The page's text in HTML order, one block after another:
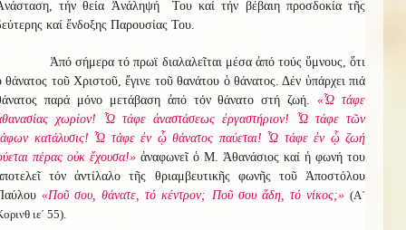
τήν θεία Ἀνάληψή Του καί τήν βέβαιη προσδοκία τῆς
καί ἔνδοξης Παρουσίας Του.
Ἀπό σήμερα τό πρωϊ διαλαλεῖται μέσα ἀπό τούς ὕμνους, ὅτι
θάνατος τοῦ Χριστοῦ, ἔγινε τοῦ θανάτου ὁ θάνατος. Δέν ὑπάρχει πιά
παρά μόνο μετάβαση ἀπό τόν θάνατο στή ζωή.«Ὦ τάφε
χωρίον! Ὦ τάφε ἀναστάσεως ἐργαστήριον! Ὦ τάφε τῶν
κατάλυσις! Ὦ τάφε ἐν ᾧ θάνατος παύεται! Ὦ τάφε ἐν ᾧ ζωή
πέρας οὐκ ἔχουσα!» ἀναφωνεῖ ὁ Μ. Ἀθανάσιος καί ἡ φωνή του
τόν ἀντίλαλο τῆς θριαμβευτικῆς φωνῆς τοῦ Ἀποστόλου
«Ποῦ σου, θάνατε, τό κέντρον; Ποῦ σου ἅδη, τό νίκος;» (Α΄
ιε΄ 55).